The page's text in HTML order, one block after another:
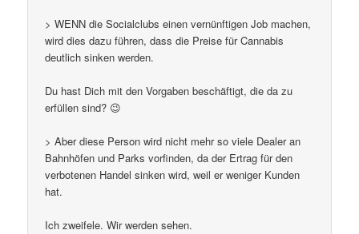
> WENN die Socialclubs einen vernünftigen Job machen,
wird dies dazu führen, dass die Preise für Cannabis
deutlich sinken werden.
Du hast Dich mit den Vorgaben beschäftigt, die da zu
erfüllen sind? 😉
> Aber diese Person wird nicht mehr so viele Dealer an
Bahnhöfen und Parks vorfinden, da der Ertrag für den
verbotenen Handel sinken wird, weil er weniger Kunden
hat.
Ich zweifele. Wir werden sehen.